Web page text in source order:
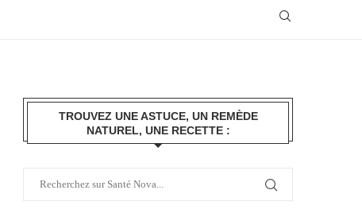
TROUVEZ UNE ASTUCE, UN REMÈDE
NATUREL, UNE RECETTE :